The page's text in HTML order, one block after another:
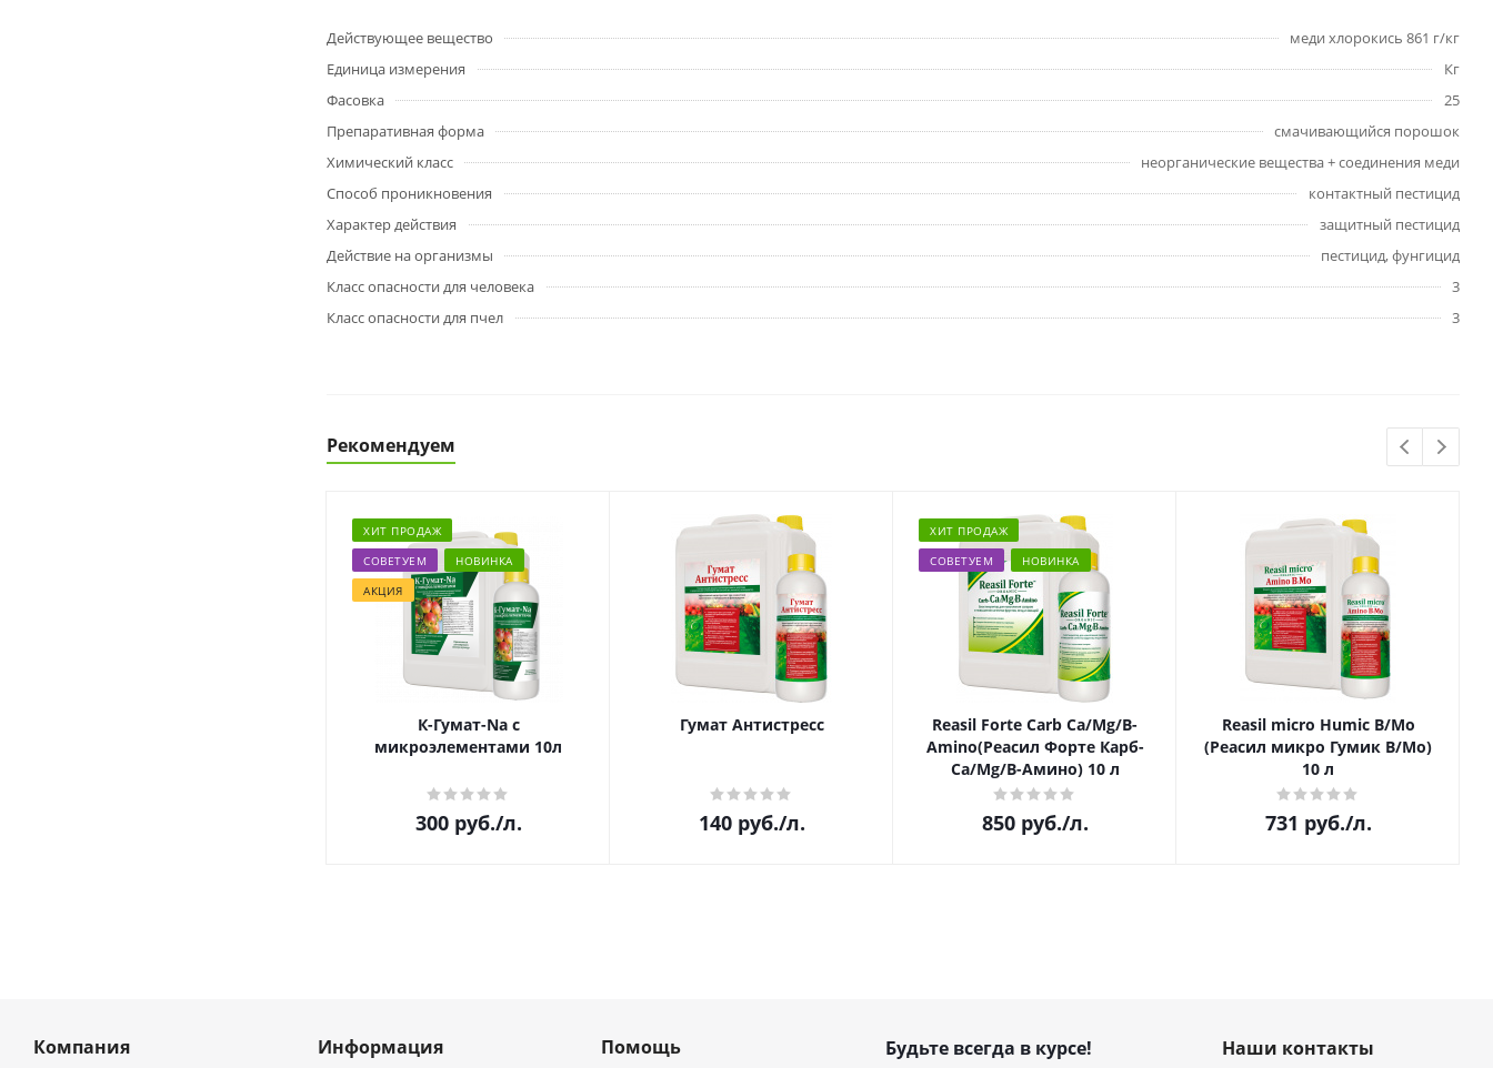
Действующее вещество
меди хлорокись 861 г/кг
Единица измерения
Кг
Фасовка
25
Препаративная форма
смачивающийся порошок
Химический класс
неорганические вещества + соединения меди
Способ проникновения
контактный пестицид
Характер действия
защитный пестицид
Действие на организмы
пестицид, фунгицид
Класс опасности для человека
3
Класс опасности для пчел
3
Рекомендуем
ХИТ ПРОДАЖ
СОВЕТУЕМ
НОВИНКА
АКЦИЯ
К-Гумат-Na с
микроэлементами 10л
300руб./л.
Гумат Антистресс
140руб./л.
ХИТ ПРОДАЖ
СОВЕТУЕМ
НОВИНКА
Reasil Forte Carb Ca/Mg/B-
Amino(Реасил Форте Карб-
Ca/Mg/B-Амино) 10 л
850руб./л.
Reasil micro Humic B/Mo
(Реасил микро Гумик В/Мо)
10 л
731 руб./л.
Компания Информация Помощь Будьте всегда в курсе! Наши контакты